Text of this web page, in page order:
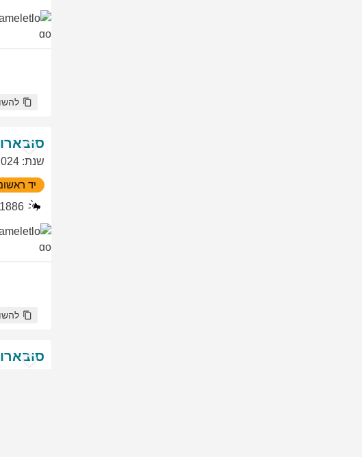
סובארו
שנת:
יד
1886
סובארו